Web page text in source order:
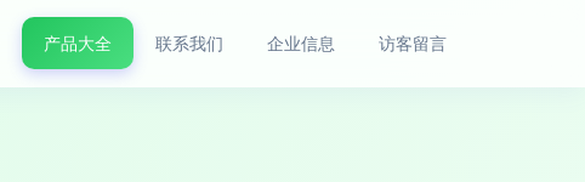
产品大全 联系我们 企业信息 访客留言